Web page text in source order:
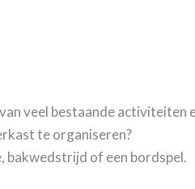
veel bestaande activiteiten
te organiseren?
bakwedstrijd of een bordspel.